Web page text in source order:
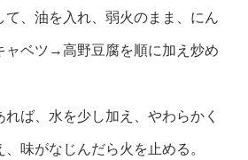
、油を入れ、弱火のまま、にん
ベツ→高野豆腐を順に加え炒め
ば、水を少し加え、やわらかく
味がなじんだら火を止める。